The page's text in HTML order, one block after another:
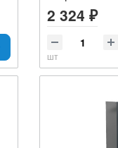
2 324 ₽
шт